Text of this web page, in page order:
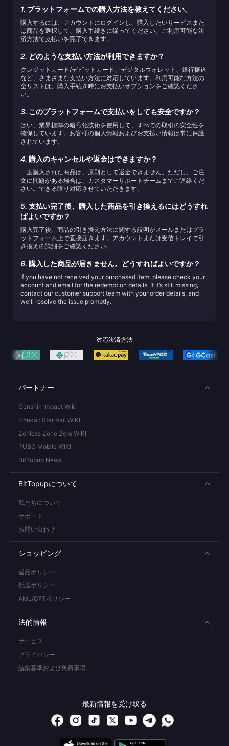
1. プラットフォームでの購入方法を教えてください。
購入するには、アカウントにログインし、購入したいサービスまた
は商品を選択して、購入手続きに従ってください。ご利用可能な決
済方法で支払いを完了できます。
2. どのような支払い方法が利用できますか？
クレジットカード/デビットカード、デジタルウォレット、銀行振込
など、さまざまな支払い方法に対応しています。利用可能な方法の
全リストは、購入手続き時にお支払いオプションをご確認くださ
い。
3. このプラットフォームで支払いをしても安全ですか？
はい、業界標準の暗号化技術を使用して、すべての取引の安全性を
確保しています。お客様の個人情報およびお支払い情報は常に保護
されています。
4. 購入のキャンセルや返金はできますか？
一度購入された商品は、原則として返金できません。ただし、ご注
文に問題がある場合は、カスタマーサポートチームまでご連絡くだ
さい。できる限り対応させていただきます。
5. 支払い完了後、購入した商品を引き換えるにはどうすれ
ばよいですか？
購入完了後、商品の引き換え方法に関する説明がメールまたはプラ
ットフォーム上で直接届きます。アカウントまたは受信トレイで引
き換えの詳細をご確認ください。
6. 購入した商品が届きません。どうすればよいですか？
If you have not received your purchased item, please check your
account and email for the redemption details. If it’s still missing,
contact our customer support team with your order details, and
we'll resolve the issue promptly.
対応決済方法
パートナー
Genshin Impact Wiki
Honkai: Star Rail WIKI
Zenless Zone Zero WIKI
PUBG Mobile WIKI
BitTopup News
BitTopupについて
私たちについて
サポート
お問い合わせ
ショッピング
返品ポリシー
配送ポリシー
AML/CFTポリシー
法的情報
サービス
プライバシー
編集基準および免責事項
最新情報を受け取る